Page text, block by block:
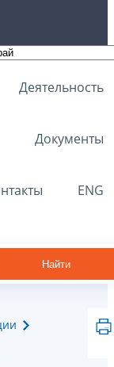
Деятельность
Документы
ENG
Найти